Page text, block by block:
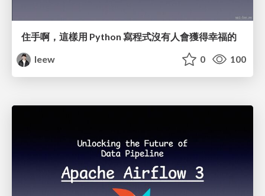
住手啊，這樣用 Python 寫程式沒有人會獲得幸福的
leew
0 100